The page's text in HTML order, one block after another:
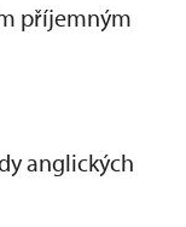
příjemným
anglických